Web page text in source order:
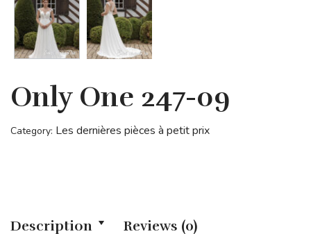
Only One 247-09
Category: Les dernières pièces à petit prix
Description Reviews (0)